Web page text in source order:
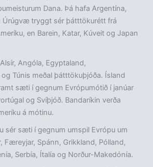
Dana. Þá hafa Argentína,
Úrúgvæ tryggt sér þátttökurétt frá
en Barein, Katar, Kúveit og Japan
Angóla, Egyptaland,
Túnis meðal þátttökuþjóða. Ísland
sæti í gegnum Evrópumótið í janúar
og Svíþjóð. Bandaríkin verða
á mótinu.
sér sæti í gegnum umspil Evrópu um
Færeyjar, Spánn, Grikkland, Pólland,
Serbía, Ítalía og Norður-Makedónía.